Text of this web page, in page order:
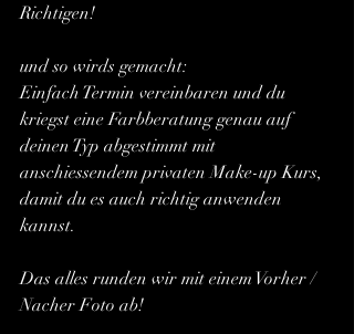
Richtigen!
und so wirds gemacht:
Einfach Termin vereinbaren und du
kriegst eine Farbberatung genau auf
deinen Typ abgestimmt mit
anschiessendem privaten Make-up Kurs,
damit du es auch richtig anwenden
kannst.
Das alles runden wir mit einem Vorher /
Nacher Foto ab!